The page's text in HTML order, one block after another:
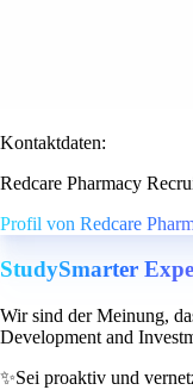
Kontaktdaten:
Redcare Pharmacy
Profil von Redcare
StudySmarter
Wir sind der Meinung,
Development and
✨Sei proaktiv und